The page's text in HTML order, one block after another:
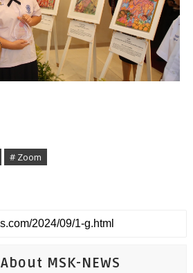
# Zoom
About MSK-NEWS